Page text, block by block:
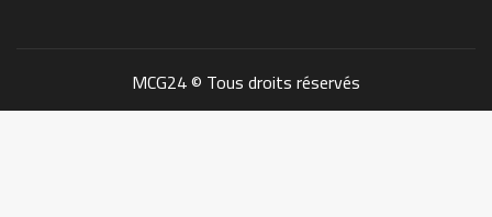
MCG24 © Tous droits réservés